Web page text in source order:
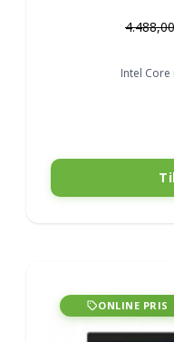
Intel Core
ONLINE PRIS